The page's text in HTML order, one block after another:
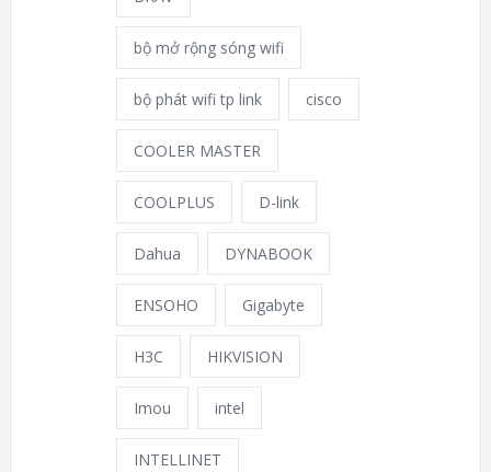
bộ mở rộng sóng wifi
bộ phát wifi tp link cisco
COOLER MASTER
COOLPLUS D-link
Dahua DYNABOOK
ENSOHO Gigabyte
H3C HIKVISION
Imou intel
INTELLINET